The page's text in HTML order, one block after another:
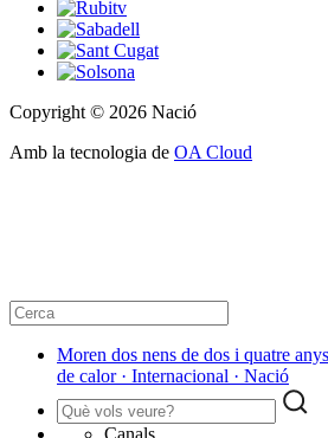
Copyright © 2026 Nació
Amb la tecnologia de OA Cloud
Moren dos nens de dos i quatre
de calor · Internacional · Nació
Canals